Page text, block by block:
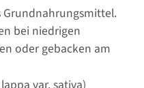
bei niedrigen
oder gebacken am